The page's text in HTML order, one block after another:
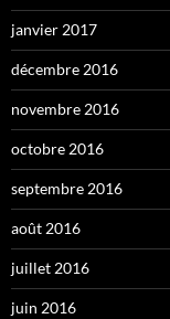
janvier 2017
décembre 2016
novembre 2016
octobre 2016
septembre 2016
août 2016
juillet 2016
juin 2016